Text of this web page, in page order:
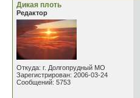
Дикая плоть
Редактор
Откуда: г. Долгопрудный МО
Зарегистрирован: 2006-03-24
Сообщений: 5753